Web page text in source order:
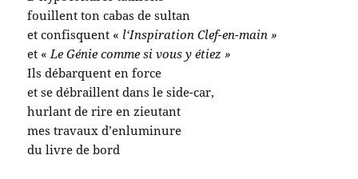
fouillent ton cabas de sultan
et confisquent « l‘Inspiration Clef-en-main »
et «Le Génie comme si vous y étiez »
Ils débarquent en force
et se débraillent dans le side-car,
hurlant de rire en zieutant
mes travaux d’enluminure
du livre de bord